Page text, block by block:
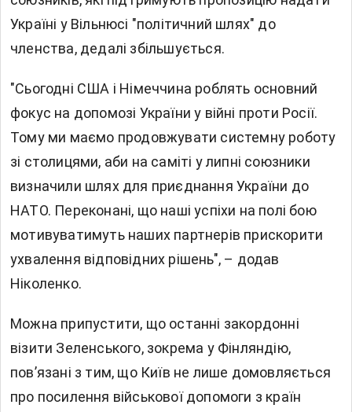
Україні у Вільнюсі "політичний шлях" до
членства, дедалі збільшується.
"Сьогодні США і Німеччина роблять основний
фокус на допомозі України у війні проти Росії.
Тому ми маємо продовжувати системну роботу
зі столицями, аби на саміті у липні союзники
визначили шлях для приєднання України до
НАТО. Переконані, що наші успіхи на полі бою
мотивуватимуть наших партнерів прискорити
ухвалення відповідних рішень", – додав
Ніколенко.
Можна припустити, що останні закордонні
візити Зеленського, зокрема у Фінляндію,
пов’язані з тим, що Київ не лише домовляється
про посилення військової допомоги з країн